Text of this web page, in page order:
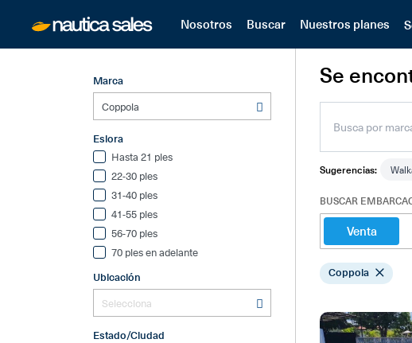
Nosotros Buscar Nuestros planes
Marca
Eslora
Hasta 21 pies
22-30 pies
31-40 pies
41-55 pies
56-70 pies
70 pies en adelante
Ubicación
Estado/Ciudad
Se
Sugerencias:
BUSCAR
Venta
Coppola